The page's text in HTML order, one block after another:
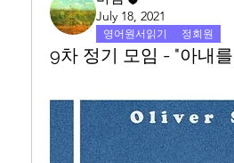
July 18, 2021
영어원서읽기 정회원
9차 정기 모임 - "아내